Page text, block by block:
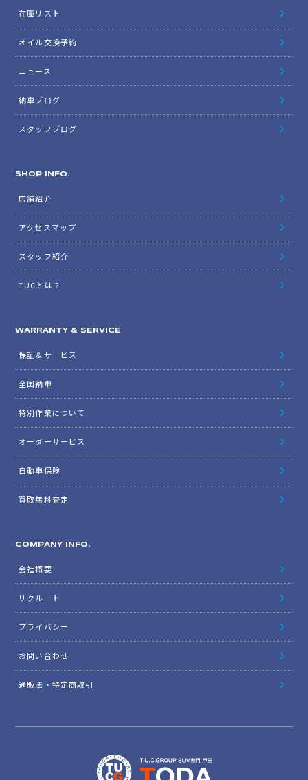
在庫リスト
オイル交換予約
ニュース
納車ブログ
スタッフブログ
SHOP INFO.
店舗紹介
アクセスマップ
スタッフ紹介
TUCとは？
WARRANTY & SERVICE
保証＆サービス
全国納車
特別作業について
オーダーサービス
自動車保険
買取無料査定
COMPANY INFO.
会社概要
リクルート
プライバシー
お問い合わせ
通販法・特定商取引